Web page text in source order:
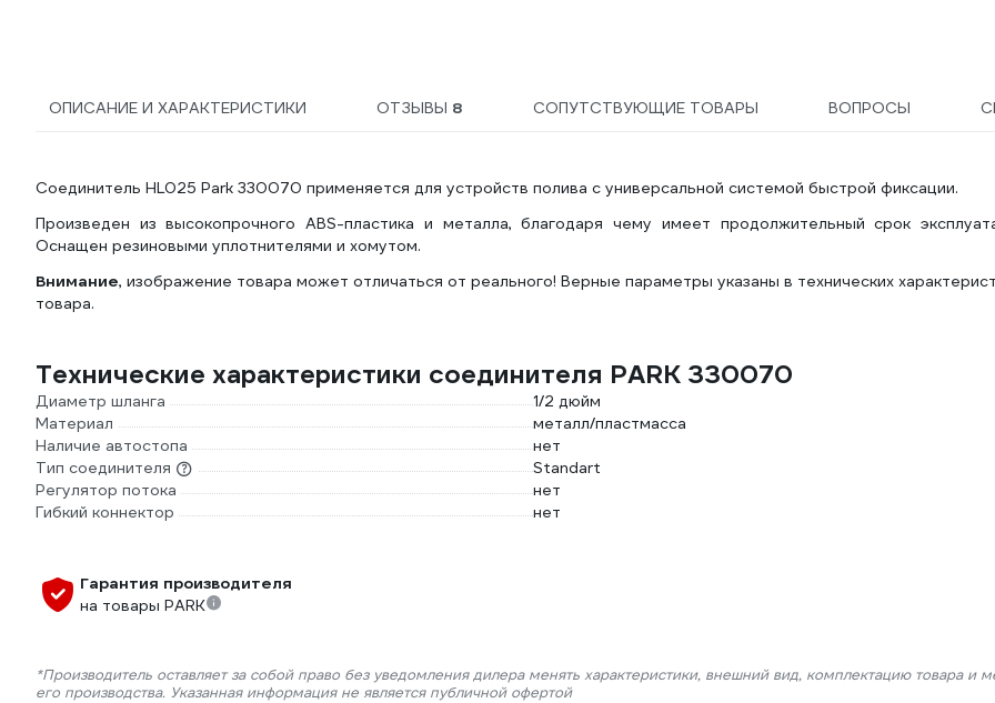
ОПИСАНИЕ И ХАРАКТЕРИСТИКИ ОТЗЫВЫ 8 СОПУТСТВУЮЩИЕ ТОВАРЫ ВОПРОСЫ
Соединитель HL025 Park 330070 применяется для устройств полива с универсальной системой быстрой фиксации.
Произведен из высокопрочного АВS-пластика и металла, благодаря чему имеет продолжительный срок
Оснащен резиновыми уплотнителями и хомутом.
Внимание, изображение товара может отличаться от реального! Верные параметры указаны в технических
товара.
Технические характеристики соединителя PARK 330070
Диаметр шланга
1/2 дюйм
Материал
металл/пластмасса
Наличие автостопа
нет
Тип соединителя
Standart
Регулятор потока
нет
Гибкий коннектор
нет
Гарантия производителя
на товары PARK
*Производитель оставляет за собой право без уведомления дилера менять характеристики, внешний вид, комплектацию товара и
его производства. Указанная информация не является публичной офертой